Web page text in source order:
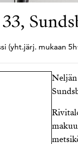
(yht.järj. mukaan